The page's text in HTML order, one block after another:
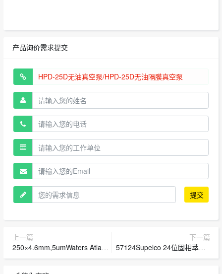
产品询价需求提交
提交
上一篇
250×4.6mm,5umWaters Atlantis dC18液相色谱柱（186001346）
下一篇
57124Supelco 24位固相萃取干燥装置/色谱科 SPE干燥装置